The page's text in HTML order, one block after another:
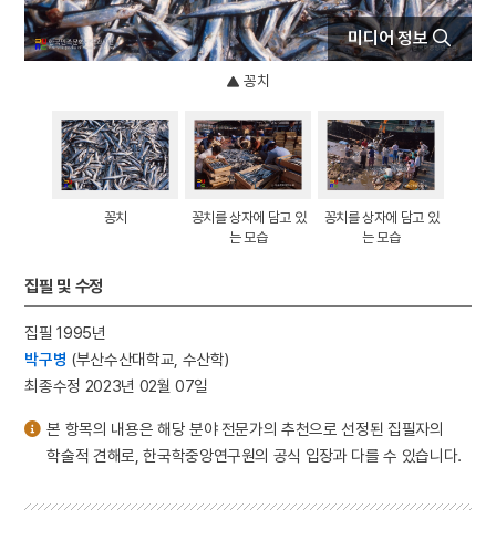
7 개성 경천사지 십층석탑
8 경북대학교 상주캠퍼스
10 달서구
미디어 정보
꽁치
꽁치
꽁치를 상자에 담고 있
는 모습
꽁치를 상자에 담고 있
는 모습
집필 및 수정
집필 1995년
박구병 (부산수산대학교, 수산학)
최종수정 2023년 02월 07일
본 항목의 내용은 해당 분야 전문가의 추천으로 선정된 집필자의
학술적 견해로, 한국학중앙연구원의 공식 입장과 다를 수 있습니다.